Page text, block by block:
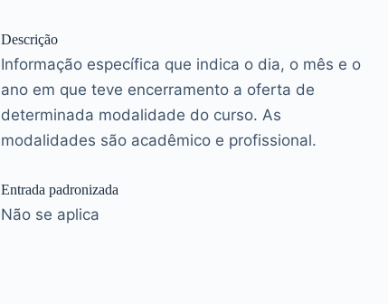
Descrição
Informação específica que indica o dia, o mês e o
ano em que teve encerramento a oferta de
determinada modalidade do curso. As
modalidades são acadêmico e profissional.
Entrada padronizada
Não se aplica